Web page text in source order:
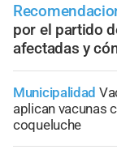
por el partido
afectadas y
Municipalidad
aplican vacunas
coqueluche